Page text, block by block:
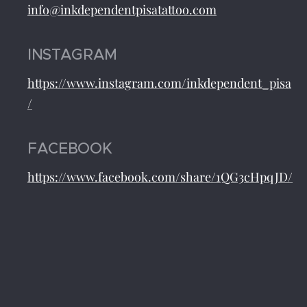
info@inkdependentpisatattoo.com
INSTAGRAM
https://www.instagram.com/inkdependent_pisa
/
FACEBOOK
https://www.facebook.com/share/1QG3cHpqJD/